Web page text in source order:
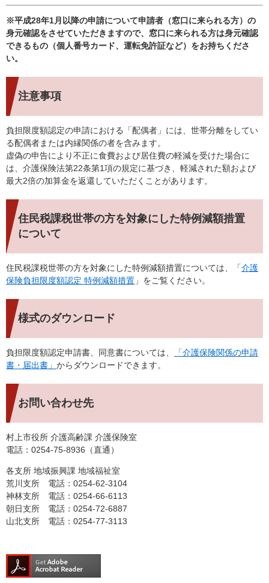
※平成28年1月以降の申請について申請者（窓口に来られる方）の
身元確認をさせていただきますので、窓口に来られる方は身元確認
できるもの（個人番号カード、運転免許証など）をお持ちくださ
い。
注意事項
負担限度額認定の申請における「配偶者」には、世帯分離をしてい
る配偶者または内縁関係の者を含みます。
虚偽の申告により不正に食費および居住費の軽減を受けた場合に
は、介護保険法第22条第1項の規定に基づき、軽減された額および
最大2倍の加算金を返還していただくことがあります。
住民税課税世帯の方を対象にした特例減額措置
について
住民税課税世帯の方を対象にした特例減額措置については、「介護
保険負担限度額認定 特例減額措置 」をご覧ください。
様式のダウンロード
負担限度額認定申請書、同意書については、
「介護保険関係の申請
書・届出書」 からダウンロードできます。
お問い合わせ先
村上市役所 介護高齢課 介護保険室
電話：0254-75-8936（直通）
各支所 地域振興課 地域福祉室
荒川支所 電話：0254-62-3104
神林支所 電話：0254-66-6113
朝日支所 電話：0254-72-6887
山北支所 電話：0254-77-3113